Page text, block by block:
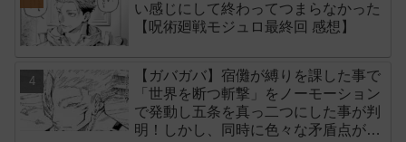
い感じにして終わってつまらなかった
【呪術廻戦モジュロ最終回 感想】
【ガバガバ】宿儺が縛りを課した事で
「世界を断つ斬撃」をノーモーション
で発動し五条を真っ二つにした事が判
明！しかし、同時に色々な矛盾点が生